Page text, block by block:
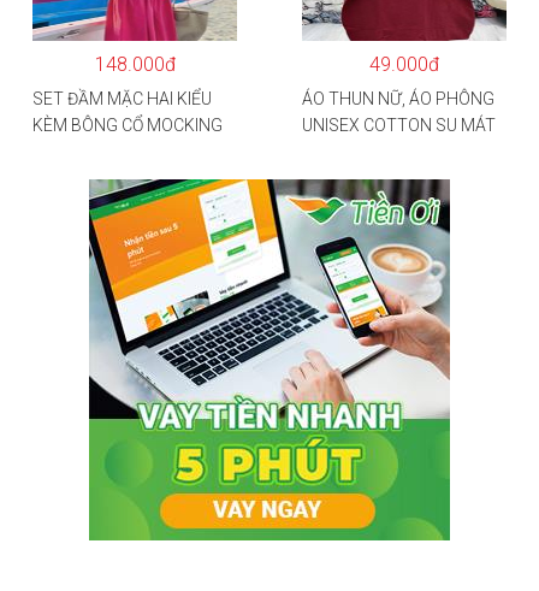
HÀNG HOT TREND
148.000đ
SET ĐẦM MẶC HAI KIỂU
KÈM BÔNG CỔ MOCKING
49.000đ
ÁO THUN NỮ, ÁO PHÔNG
UNISEX COTTON SU MÁT